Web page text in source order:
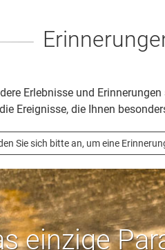
Erlebnisse und
Ereignisse, die Ihnen
Sie sich bitte an, um eine
einzige